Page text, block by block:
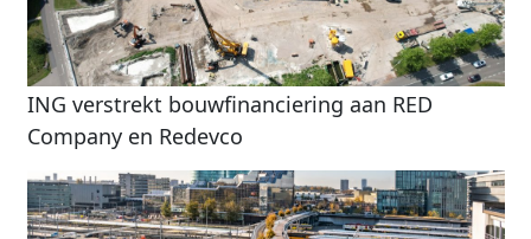
ING verstrekt bouwfinanciering aan RED
Company en Redevco